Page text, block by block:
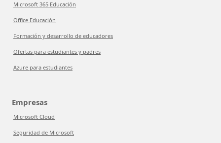
Microsoft 365 Educación
Office Educación
Formación y desarrollo de educadores
Ofertas para estudiantes y padres
Azure para estudiantes
Empresas
Microsoft Cloud
Seguridad de Microsoft